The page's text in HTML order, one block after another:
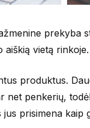
prekyba
aiškią vietą rinkoje.
produktus.
penkerių,
prisimena kaip